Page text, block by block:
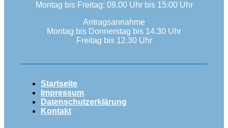
Montag bis Freitag: 09.00 Uhr bis 15:00 Uhr
Antragsannahme
Montag bis Donnerstag bis 14.30 Uhr
Freitag bis 12.30 Uhr
Startseite
Impressum
Datenschutzerklärung
Kontakt